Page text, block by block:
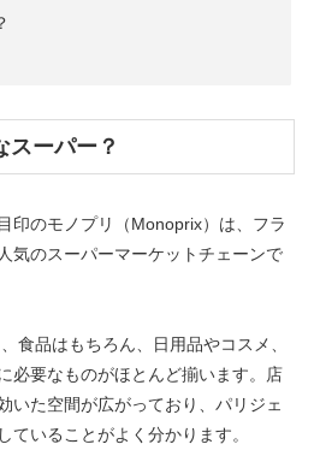
スーパー？
印のモノプリ（Monoprix）は、フラ
気のスーパーマーケットチェーンで
食品はもちろん、日用品やコスメ、
必要なものがほとんど揃います。店
いた空間が広がっており、パリジェ
ていることがよく分かります。